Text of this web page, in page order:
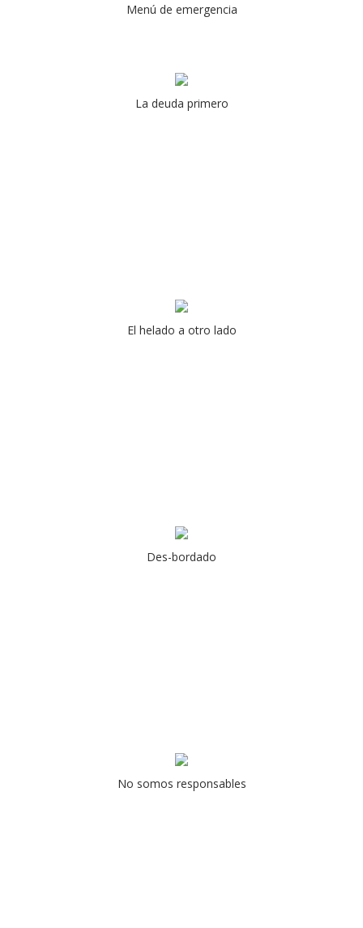
Menú de emergencia
La deuda primero
El helado a otro lado
Des-bordado
No somos responsables